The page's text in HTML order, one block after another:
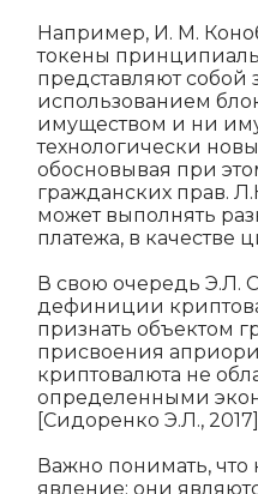
Например, И. М.
токены
представляют собой
использованием
имуществом и ни
технологически
обосновывая при
гражданских прав.
может выполнять
платежа, в качестве
В свою очередь Э.Л.
дефиниции
признать объектом
присвоения
криптовалюта не
определенными
[Сидоренко Э.Л.,
Важно понимать, что
явление: они